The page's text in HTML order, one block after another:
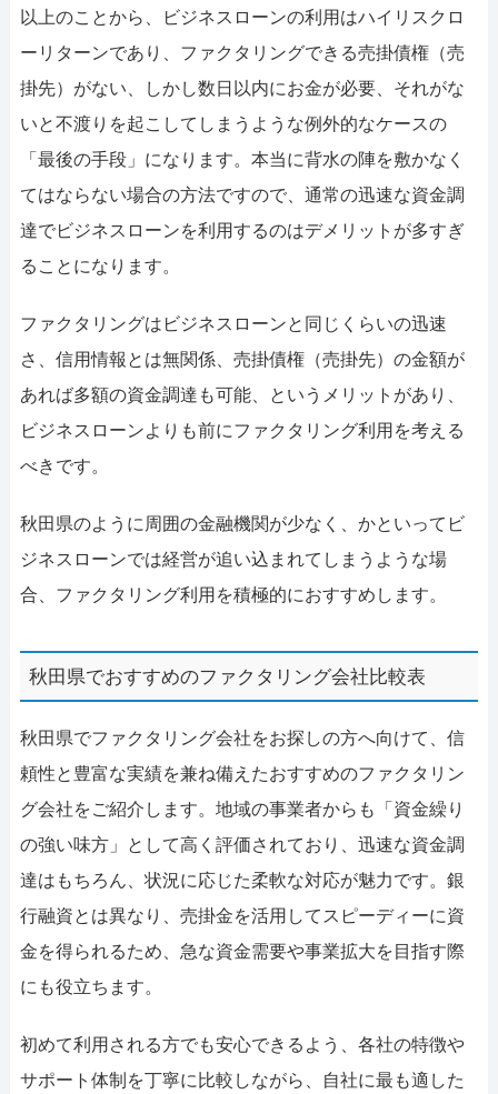
以上のことから、ビジネスローンの利用はハイリスクロ
ーリターンであり、ファクタリングできる売掛債権（売
掛先）がない、しかし数日以内にお金が必要、それがな
いと不渡りを起こしてしまうような例外的なケースの
「最後の手段」になります。本当に背水の陣を敷かなく
てはならない場合の方法ですので、通常の迅速な資金調
達でビジネスローンを利用するのはデメリットが多すぎ
ることになります。
ファクタリングはビジネスローンと同じくらいの迅速
さ、信用情報とは無関係、売掛債権（売掛先）の金額が
あれば多額の資金調達も可能、というメリットがあり、
ビジネスローンよりも前にファクタリング利用を考える
べきです。
秋田県のように周囲の金融機関が少なく、かといってビ
ジネスローンでは経営が追い込まれてしまうような場
合、ファクタリング利用を積極的におすすめします。
秋田県でおすすめのファクタリング会社比較表
秋田県でファクタリング会社をお探しの方へ向けて、信
頼性と豊富な実績を兼ね備えたおすすめのファクタリン
グ会社をご紹介します。地域の事業者からも「資金繰り
の強い味方」として高く評価されており、迅速な資金調
達はもちろん、状況に応じた柔軟な対応が魅力です。銀
行融資とは異なり、売掛金を活用してスピーディーに資
金を得られるため、急な資金需要や事業拡大を目指す際
にも役立ちます。
初めて利用される方でも安心できるよう、各社の特徴や
サポート体制を丁寧に比較しながら、自社に最も適した